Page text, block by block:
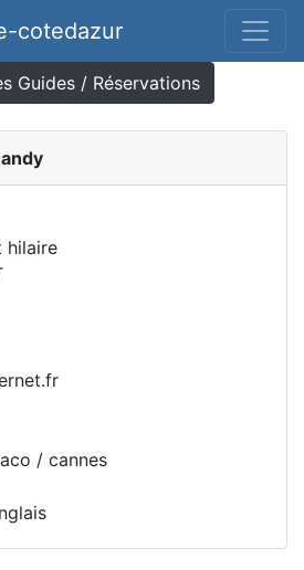
cotedazur
Guides / Réservations
hilaire
/ cannes